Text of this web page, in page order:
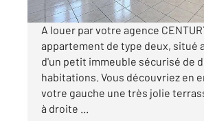
A louer par votre agence
appartement de type deux, situé
d'un petit immeuble sécurisé de
habitations. Vous découvriez en
votre gauche une très jolie
à droite ...